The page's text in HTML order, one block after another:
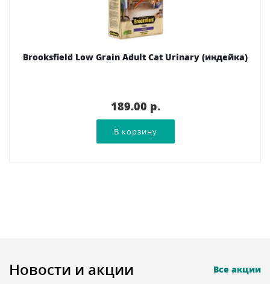
Brooksfield Low Grain Adult Cat Urinary (индейка)
189.00 p.
Новости и акции Все акции